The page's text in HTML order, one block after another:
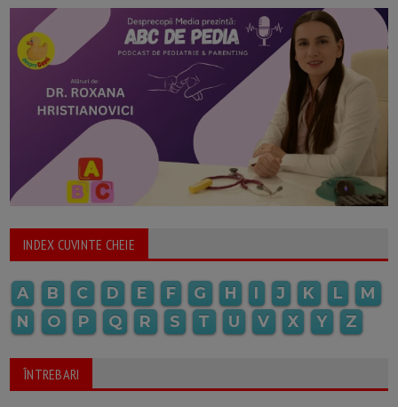
INDEX CUVINTE CHEIE
A B C D E F G H I J K L
M
N
O P Q R S T U V X Y Z
ÎNTREBARI